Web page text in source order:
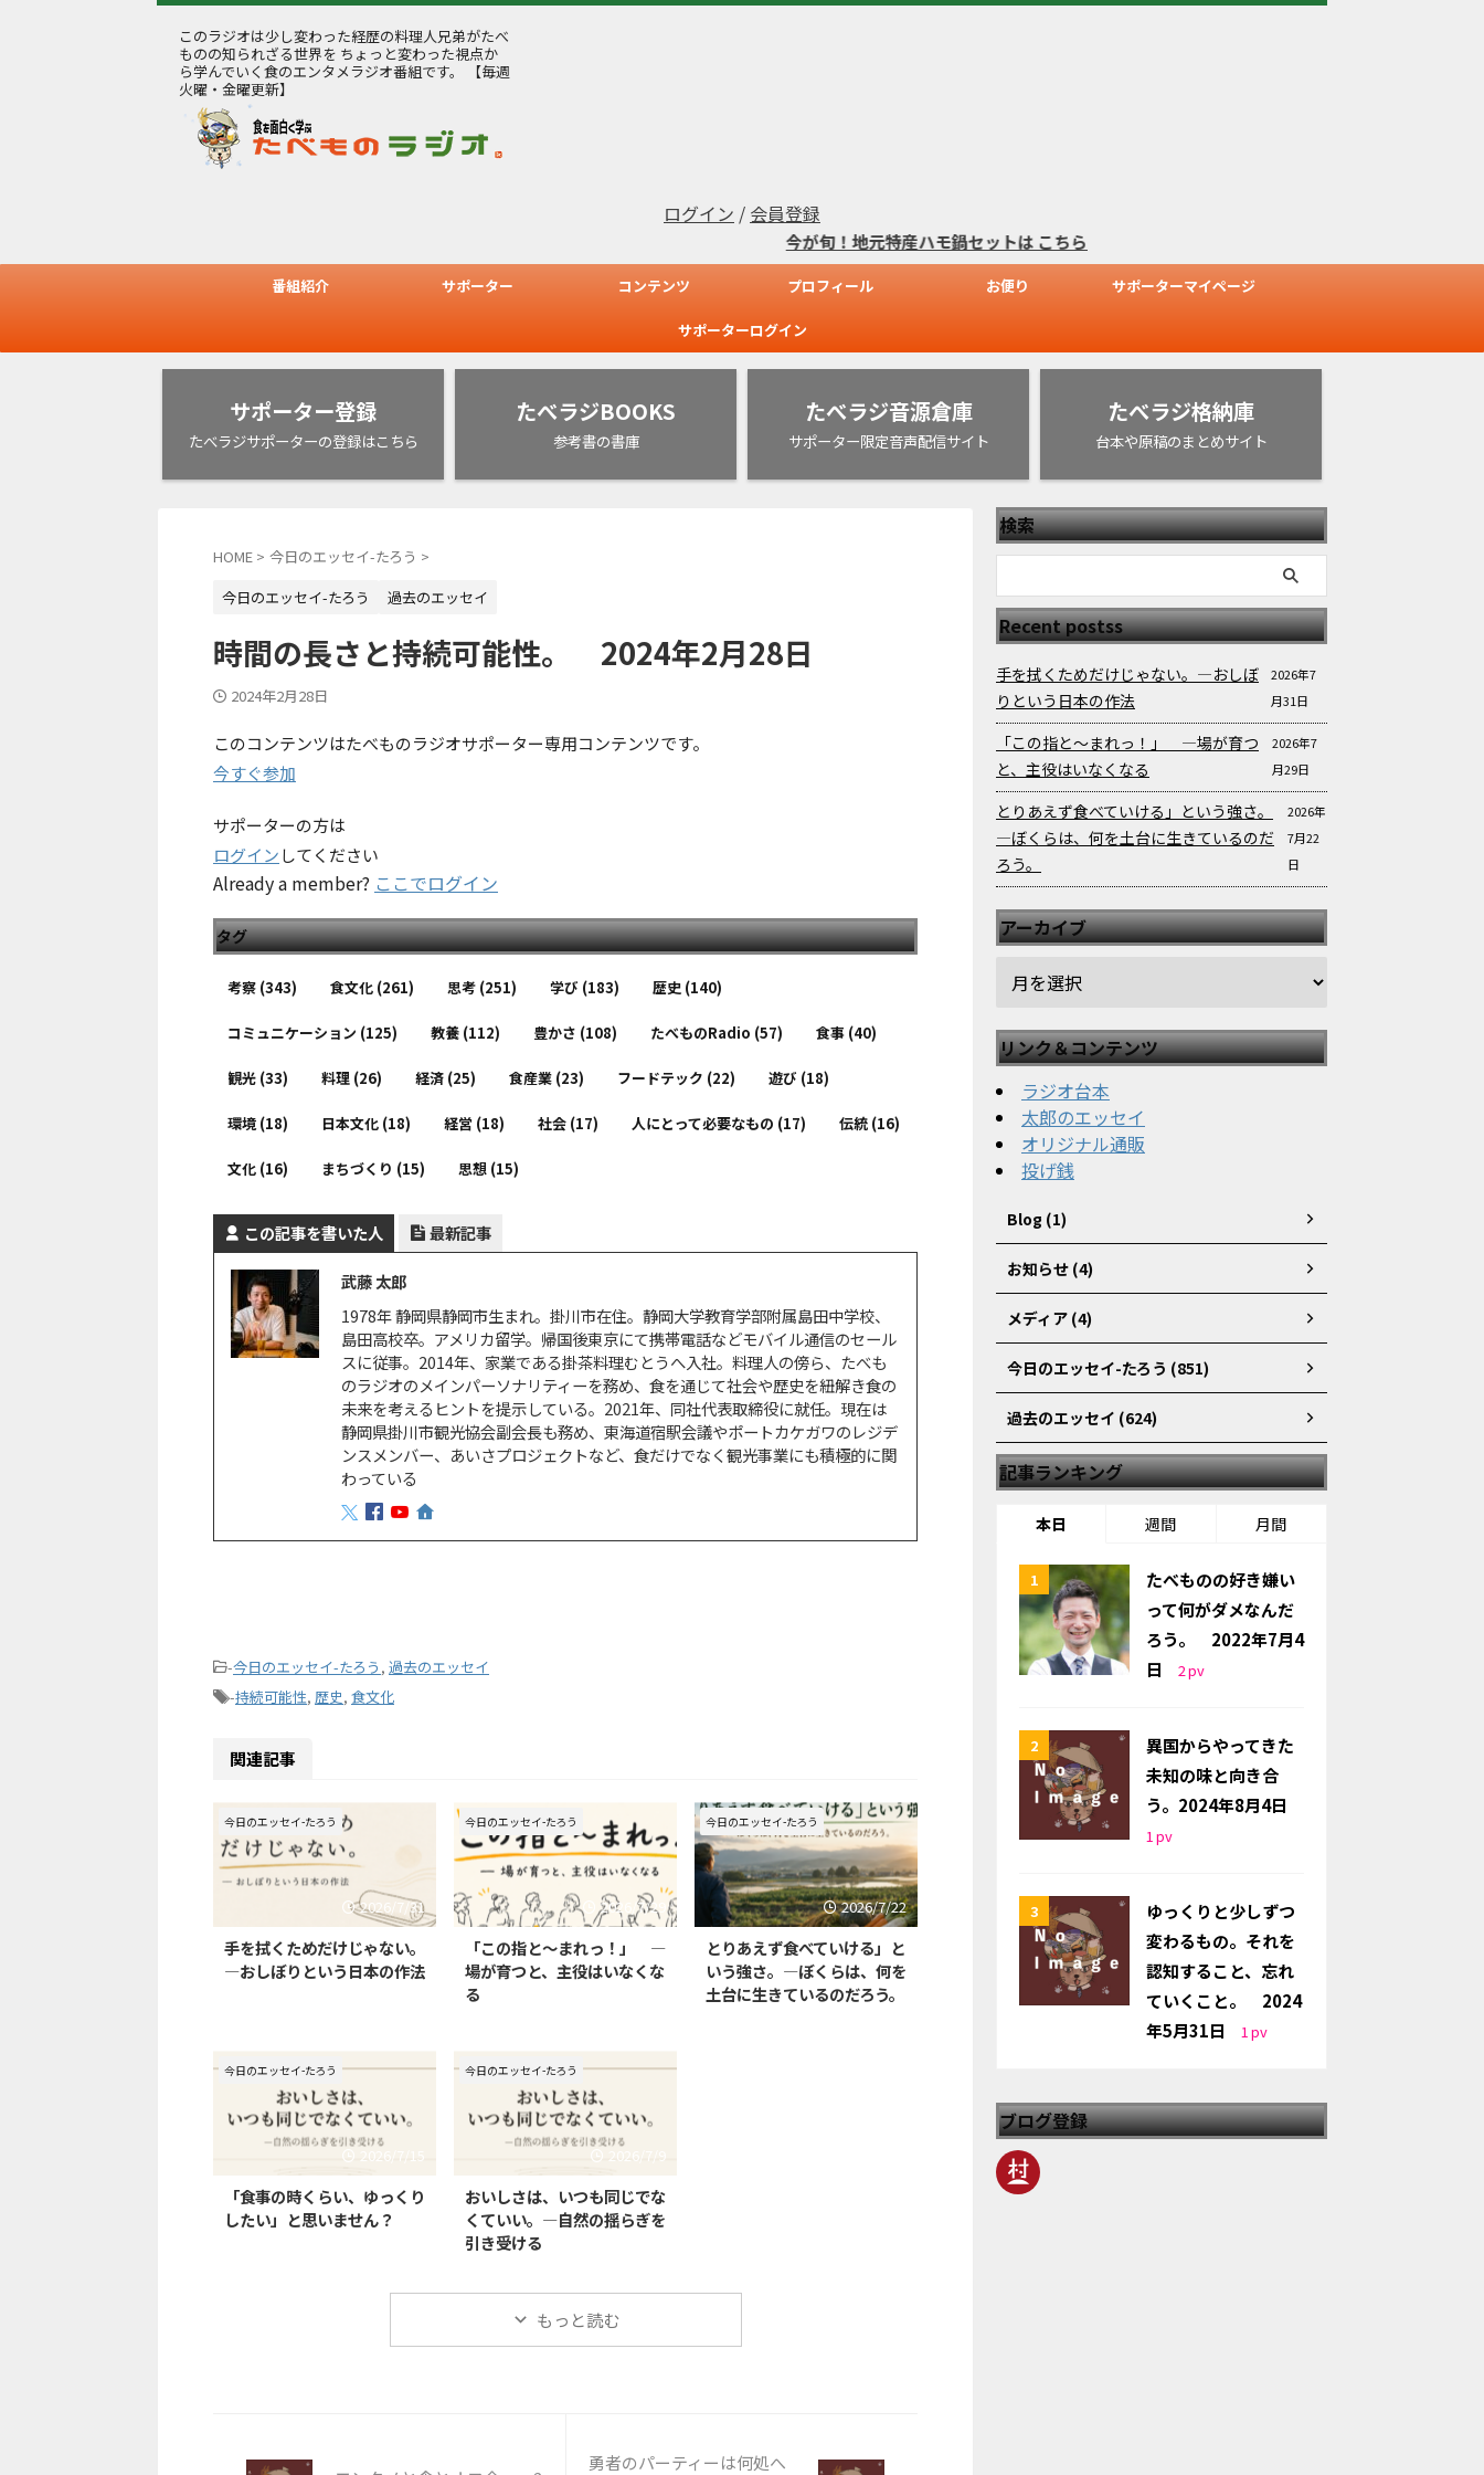
このラジオは少し変わった経歴の料理人兄弟がたべ
ものの知られざる世界を ちょっと変わった視点か
ら学んでいく食のエンタメラジオ番組です。 【毎週
火曜・金曜更新】
ログイン / 会員登録
今が旬！地元特産ハモ鍋セットはこちら
番組紹介 サポーター コンテンツ プロフィール お便り サポーターマイページ
サポーターログイン
サポーター登録
たべラジサポーターの登録はこちら
たべラジBOOKS
参考書の書庫
たべラジ音源倉庫
サポーター限定音声配信サイト
たべラジ格納庫
台本や原稿のまとめサイト
HOME > 今日のエッセイ-たろう >
今日のエッセイ-たろう
過去のエッセイ
時間の長さと持続可能性。 2024年2月28日
2024年2月28日
このコンテンツはたべものラジオサポーター専用コンテンツです。
今すぐ参加
サポーターの方は
ログインしてください
Already a member? ここでログイン
タグ
考察 (343) 食文化 (261) 思考 (251) 学び (183) 歴史 (140)
コミュニケーション (125) 教養 (112) 豊かさ (108) たべものRadio (57) 食事 (40)
観光 (33) 料理 (26) 経済 (25) 食産業 (23) フードテック (22) 遊び (18)
環境(18) 日本文化 (18) 経営 (18) 社会 (17) 人にとって必要なもの (17) 伝統 (16)
文化 (16) まちづくり (15) 思想 (15)
この記事を書いた人 最新記事
武藤 太郎
1978年 静岡県静岡市生まれ。掛川市在住。静岡大学教育学部附属島田中学校、
島田高校卒。アメリカ留学。帰国後東京にて携帯電話などモバイル通信のセール
スに従事。2014年、家業である掛茶料理むとうへ入社。料理人の傍ら、たべも
のラジオのメインパーソナリティーを務め、食を通じて社会や歴史を紐解き食の
未来を考えるヒントを提示している。2021年、同社代表取締役に就任。現在は
静岡県掛川市観光協会副会長も務め、東海道宿駅会議やポートカケガワのレジデ
ンスメンバー、あいさプロジェクトなど、食だけでなく観光事業にも積極的に関
わっている
-今日のエッセイ-たろう , 過去のエッセイ
-持続可能性, 歴史, 食文化
関連記事
今日のエッセイ-たろう
2026/7/31
手を拭くためだけじゃない。
—おしぼりという日本の作法
今日のエッセイ-たろう
2026/7/29
「この指と〜まれっ！」 —
場が育つと、主役はいなくな
る
今日のエッセイ-たろう
2026/7/22
とりあえず食べていける」と
いう強さ。—ぼくらは、何を
土台に生きているのだろう。
今日のエッセイ-たろう
2026/7/15
「食事の時くらい、ゆっくり
したい」と思いません？
今日のエッセイ-たろう
2026/7/9
おいしさは、いつも同じでな
くていい。—自然の揺らぎを
引き受ける
もっと読む
勇者のパーティーは何処へ
検索
Recent postss
手を拭くためだけじゃない。—おしぼ
りという日本の作法
2026年7
月31日
「この指と〜まれっ！」 —場が育つ
と、主役はいなくなる
2026年7
月29日
とりあえず食べていける」という強さ。
—ぼくらは、何を土台に生きているのだ
ろう。
2026年
7月22
日
アーカイブ
リンク＆コンテンツ
ラジオ台本
太郎のエッセイ
オリジナル通販
投げ銭
Blog (1)
お知らせ (4)
メディア (4)
今日のエッセイ-たろう (851)
過去のエッセイ (624)
記事ランキング
本日 週間 月間
たべものの好き嫌い
って何がダメなんだ
ろう。 2022年7月4
日
2pv
異国からやってきた
未知の味と向き合
う。2024年8月4日
1pv
ゆっくりと少しずつ
変わるもの。それを
認知すること、忘れ
ていくこと。 2024
年5月31日
1pv
ブログ登録